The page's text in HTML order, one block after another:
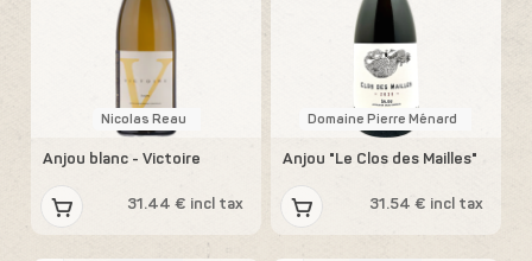
Nicolas Reau
Anjou blanc - Victoire
31.44 € incl tax
Domaine Pierre Ménard
Anjou "Le Clos des Mailles"
31.54 € incl tax